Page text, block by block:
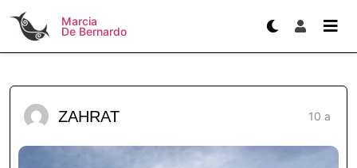
Marcia
De Bernardo
ZAHRAT 10 a